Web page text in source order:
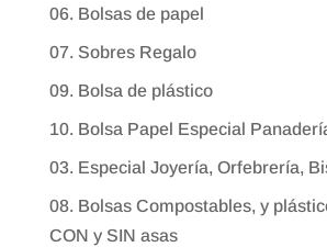
06. Bolsas de papel
07. Sobres Regalo
09. Bolsa de plástico
10. Bolsa Papel Especial
03. Especial Joyería, Orfebrería,
08. Bolsas Compostables, y
CON y SIN asas